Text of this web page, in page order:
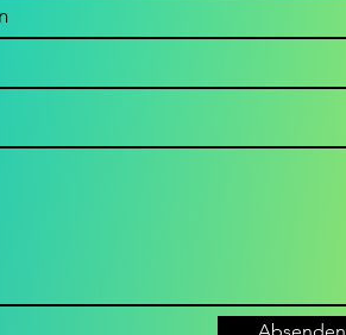
erreichen?